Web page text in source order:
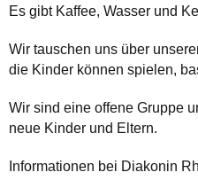
Es gibt Kaffee, Wasser und
Wir tauschen uns über
die Kinder können spielen,
Wir sind eine offene Gruppe
neue Kinder und Eltern.
Informationen bei Diakonin